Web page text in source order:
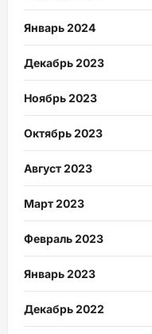
Январь 2024
Декабрь 2023
Ноябрь 2023
Октябрь 2023
Август 2023
Март 2023
Февраль 2023
Январь 2023
Декабрь 2022